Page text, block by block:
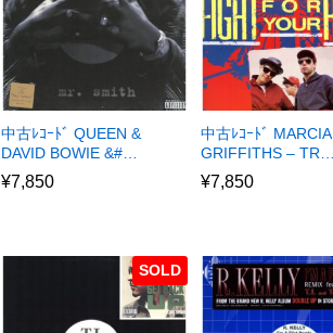
中古ﾚｺｰﾄﾞ QUEEN &
DAVID BOWIE &#…
¥7,850
中古ﾚｺｰﾄﾞ MARCIA
GRIFFITHS – TR…
¥7,850
SOLD